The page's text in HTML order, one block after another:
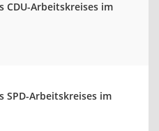
Arbeitskreises im
Arbeitskreises im